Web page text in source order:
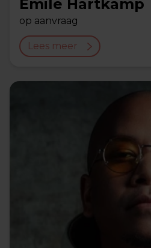
Emile Hartkamp
op aanvraag
Lees meer